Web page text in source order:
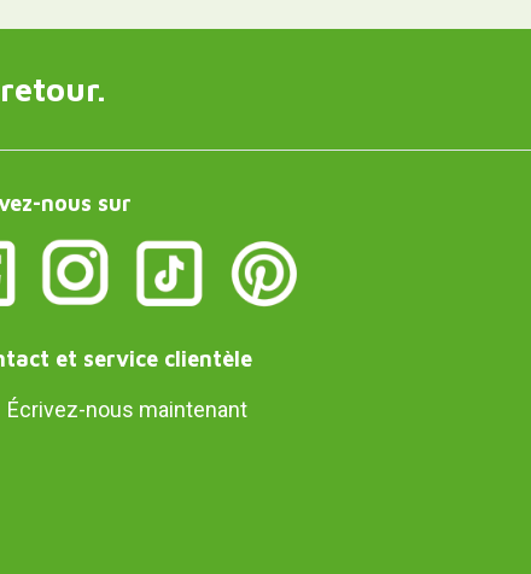
nous sur
et service clientèle
Écrivez-nous maintenant